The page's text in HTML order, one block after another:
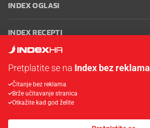
INDEX OGLASI
INDEX RECEPTI
Oglašavanje Zaposli se na Indexu
korištenja
Postavke kolačića
Pretplatite se na Index bez reklama
Čitanje bez reklama
Brže učitavanje stranica
Otkažite kad god želite